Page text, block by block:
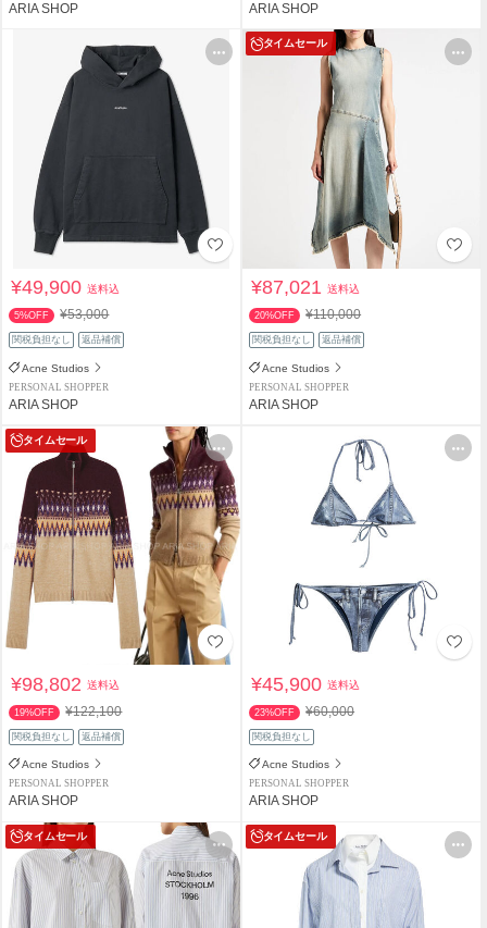
ARIA SHOP ARIA SHOP
¥49,900送料込
5%OFF ¥53,000
関税負担なし 返品補償
Acne Studios
PERSONAL SHOPPER
ARIA SHOP
タイムセール
¥87,021送料込
20%OFF ¥110,000
関税負担なし 返品補償
Acne Studios
PERSONAL SHOPPER
ARIA SHOP
タイムセール
¥98,802送料込
19%OFF ¥122,100
関税負担なし 返品補償
Acne Studios
PERSONAL SHOPPER
ARIA SHOP
¥45,900送料込
23%OFF ¥60,000
関税負担なし
Acne Studios
PERSONAL SHOPPER
ARIA SHOP
タイムセール タイムセール